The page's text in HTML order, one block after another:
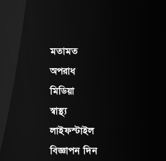
মতামত
অপরাধ
মিডিয়া
স্বাস্থ্য
লাইফস্টাইল
বিজ্ঞাপন দিন